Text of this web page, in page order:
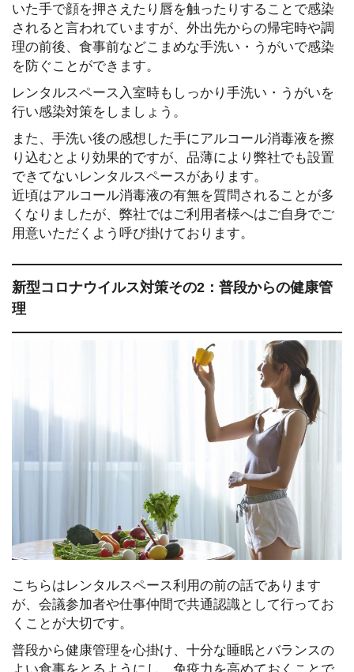
いた手で顔を押さえたり唇を触ったりすることで感染
されると言われていますが、 外出先からの帰宅時や調
理の前後、食事前などこまめな手洗い・うがいで感染
を防ぐことができます。
レンタルスペース入室時もしっかり手洗い・うがいを
行い感染対策をしましょう。
また、手洗い後の感想した手にアルコール消毒液を擦
り込むとより効果的ですが、品薄により弊社でも設置
できてないレンタルスペースがあります。
近頃はアルコール消毒液の有無を質問されることが多
くなりましたが、弊社ではご利用者様へはご自身でご
用意いただくよう呼び掛けております。
新型コロナウイルス対策その2：普段からの健康管
理
こちらはレンタルスペース利用の前の話であります
が、会議参加者や仕事仲間で共通認識として行ってお
くことが大切です。
普段から健康管理を心掛け、十分な睡眠とバランスの
よい食事をとるようにし、免疫力を高めておくことで